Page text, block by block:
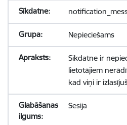
Nepieciešams
Sīkdatne ir
lietotājiem
kad viņi ir
Sesija